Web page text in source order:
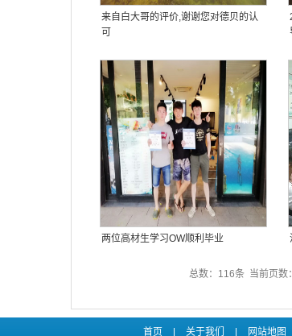
来自白大哥的评价,谢谢您对德贝的认
可
两位高材生学习OW顺利毕业
总数：116条 当前页数：
首页 关于我们 网站地图